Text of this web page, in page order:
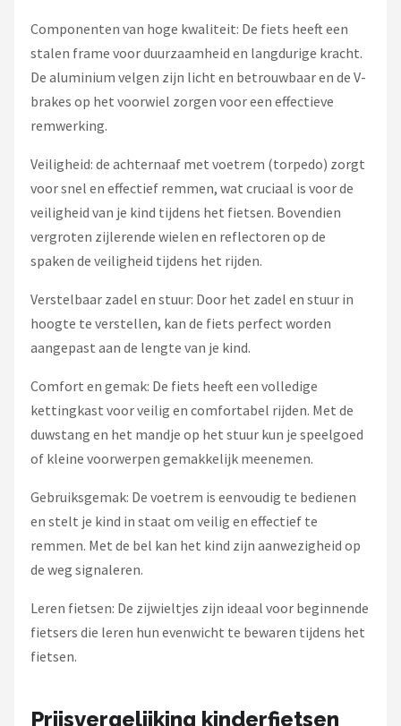
Componenten van hoge kwaliteit: De fiets heeft een
stalen frame voor duurzaamheid en langdurige kracht.
De aluminium velgen zijn licht en betrouwbaar en de V-
brakes op het voorwiel zorgen voor een effectieve
remwerking.
Veiligheid: de achternaaf met voetrem (torpedo) zorgt
voor snel en effectief remmen, wat cruciaal is voor de
veiligheid van je kind tijdens het fietsen. Bovendien
vergroten zijlerende wielen en reflectoren op de
spaken de veiligheid tijdens het rijden.
Verstelbaar zadel en stuur: Door het zadel en stuur in
hoogte te verstellen, kan de fiets perfect worden
aangepast aan de lengte van je kind.
Comfort en gemak: De fiets heeft een volledige
kettingkast voor veilig en comfortabel rijden. Met de
duwstang en het mandje op het stuur kun je speelgoed
of kleine voorwerpen gemakkelijk meenemen.
Gebruiksgemak: De voetrem is eenvoudig te bedienen
en stelt je kind in staat om veilig en effectief te
remmen. Met de bel kan het kind zijn aanwezigheid op
de weg signaleren.
Leren fietsen: De zijwieltjes zijn ideaal voor beginnende
fietsers die leren hun evenwicht te bewaren tijdens het
fietsen.
Prijsvergelijking kinderfietsen